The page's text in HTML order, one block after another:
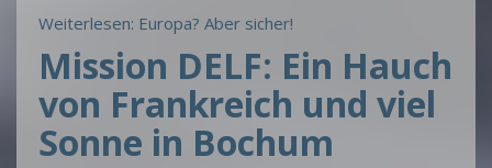
Weiterlesen: Europa? Aber sicher!
Mission DELF: Ein Hauch
von Frankreich und viel
Sonne in Bochum